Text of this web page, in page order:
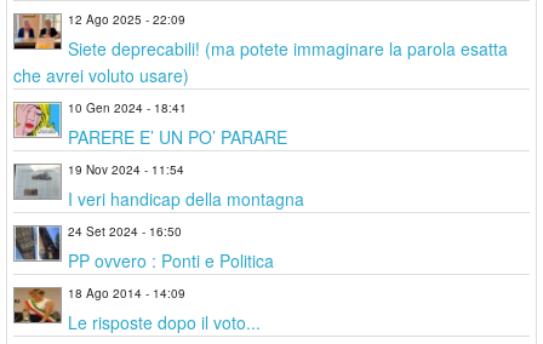
12 Ago 2025 - 22:09
Siete deprecabili! (ma potete immaginare la parola esatta
che avrei voluto usare)
10 Gen 2024 - 18:41
PARERE E’ UN PO’ PARARE
19 Nov 2024 - 11:54
I veri handicap della montagna
24 Set 2024 - 16:50
PP ovvero : Ponti e Politica
18 Ago 2014 - 14:09
Le risposte dopo il voto...